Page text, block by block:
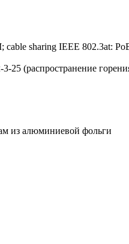
sharing IEEE 802.3at:
25 (распространение
из алюминиевой фольги